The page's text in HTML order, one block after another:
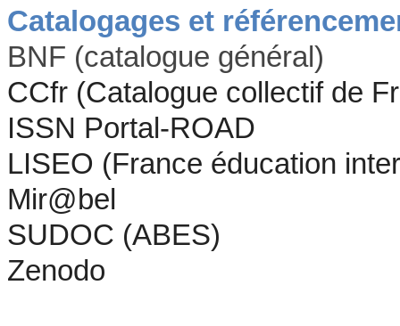
Catalogages et
BNF (catalogue général)
CCfr (Catalogue collectif de
ISSN Portal-ROAD
LISEO (France éducation
Mir@bel
SUDOC (ABES)
Zenodo